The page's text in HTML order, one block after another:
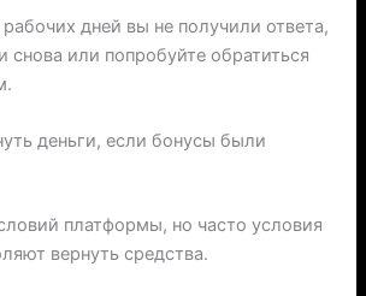
дней вы не получили ответа,
снова или попробуйте обратиться
деньги, если бонусы были
платформы, но часто условия
вернуть средства.